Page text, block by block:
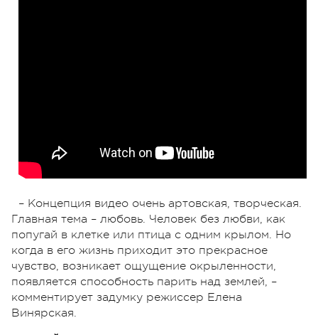
– Концепция видео очень артовская, творческая.
Главная тема – любовь. Человек без любви, как
попугай в клетке или птица с одним крылом. Но
когда в его жизнь приходит это прекрасное
чувство, возникает ощущение окрыленности,
появляется способность парить над землей, –
комментирует задумку режиссер Елена
Винярская.